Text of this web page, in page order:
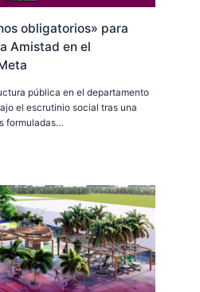
obligatorios» para
Amistad en el
pública en el departamento
el escrutinio social tras una
formuladas…